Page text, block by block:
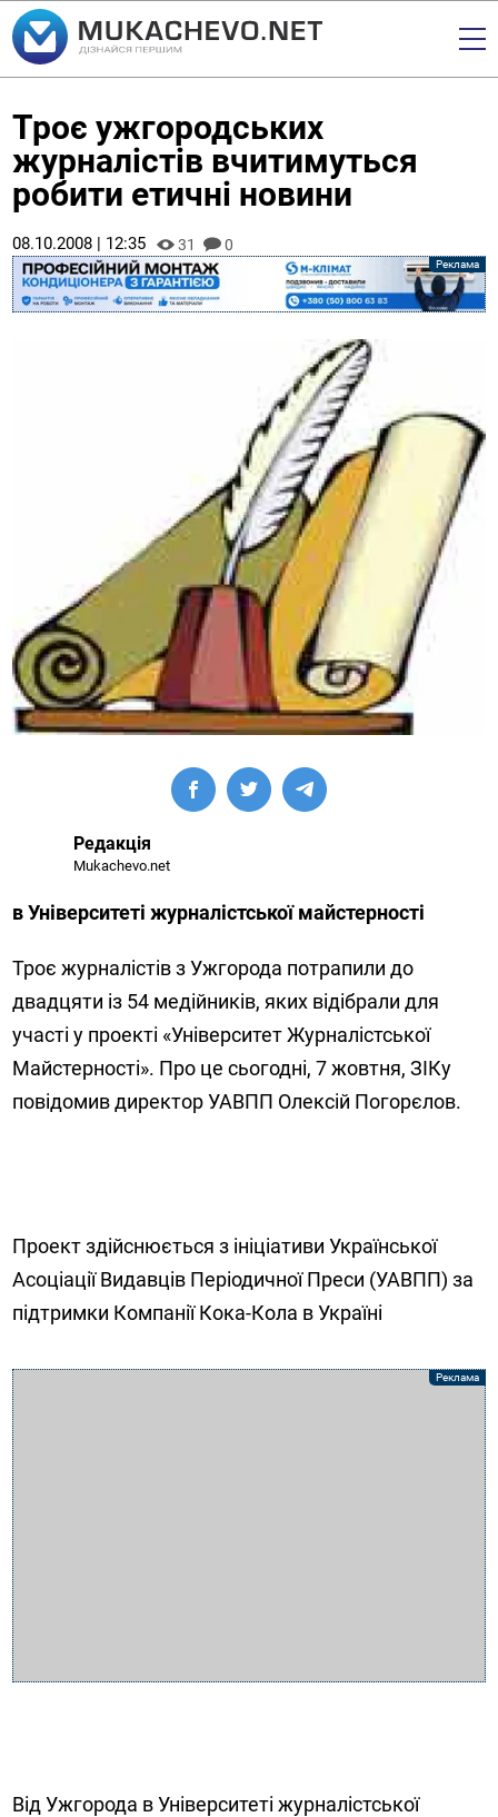
Троє ужгородських
журналістів вчитимуться
робити етичні новини
08.10.2008 | 12:35 31 0
Редакція
Mukachevo.net
в Університеті журналістської майстерності
Троє журналістів з Ужгорода потрапили до
двадцяти із 54 медійників, яких відібрали для
участі у проекті «Університет Журналістської
Майстерності». Про це сьогодні, 7 жовтня, ЗІКу
повідомив директор УАВПП Олексій Погорєлов.
Проект здійснюється з ініціативи Української
Асоціації Видавців Періодичної Преси (УАВПП) за
підтримки Компанії Кока-Кола в Україні
Від Ужгорода в Університеті журналістської